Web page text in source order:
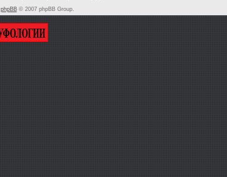
phpBB© 2007 phpBB Group.